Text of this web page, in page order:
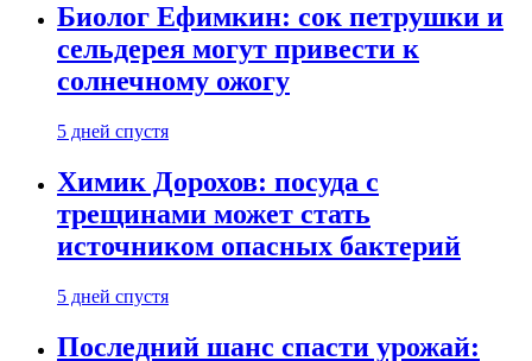
Биолог Ефимкин: сок петрушки и
сельдерея могут привести к
солнечному ожогу
5 дней спустя
Химик Дорохов: посуда с
трещинами может стать
источником опасных бактерий
5 дней спустя
Последний шанс спасти урожай: